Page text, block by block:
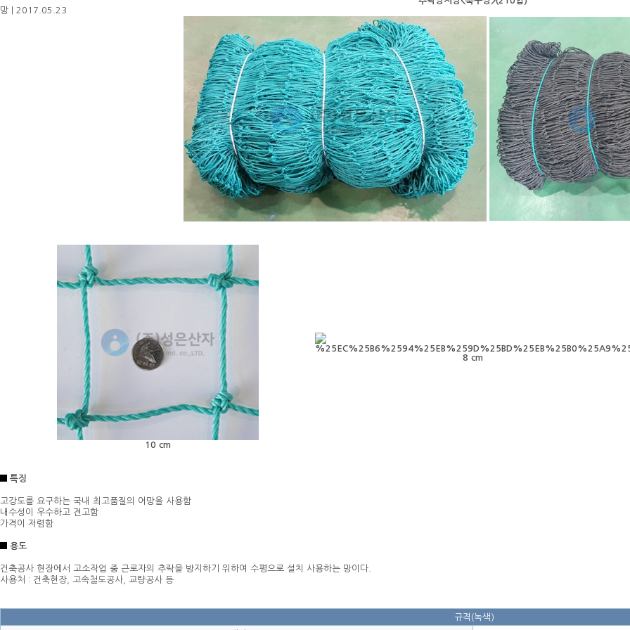
망
2017.05.23
10 cm
8 cm
특징
고강도를 요구하는 국내 최고품질의 어망을 사용함
내수성이 우수하고 견고함
가격이 저렴함
용도
건축공사 현장에서 고소작업 중 근로자의 추락을 방지하기 위하여 수평으로 설치 사용하는 망이다.
사용처 : 건축현장, 고속철도공사, 교량공사 등​
규격(녹색)